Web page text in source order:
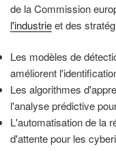
de la Commission
l'industrieet des
Les modèles de
améliorent
Les algorithmes
l'analyse prédictive
L'automatisation de la
d'attente pour les